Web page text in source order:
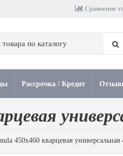
Сравнение
Рассрочка / Кредит
450х460 кварцевая